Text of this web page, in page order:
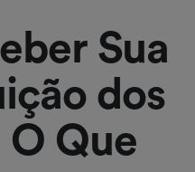
Sua
dos
O Que